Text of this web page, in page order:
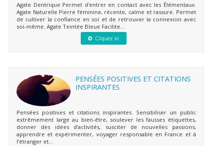
Agate Dentrique Permet d'entrer en contact avec les Élémentaux.
Agate Naturelle Pierre féminine, récente, calme et rassure. Permet
de cultiver la confiance en soi et de retrouver la connexion avec
soi-même. Agate Teintée Bleue Facilite...
Cliquez ici
PENSÉES POSITIVES ET CITATIONS
INSPIRANTES
Pensées positives et citations inspirantes. Sensibiliser un public
extrêmement large au bien-être, soulever les fausses étiquettes,
donner des idées d’activités, susciter de nouvelles passions,
apprendre et expérimenter, voyager responsable en France et à
l’étranger et...